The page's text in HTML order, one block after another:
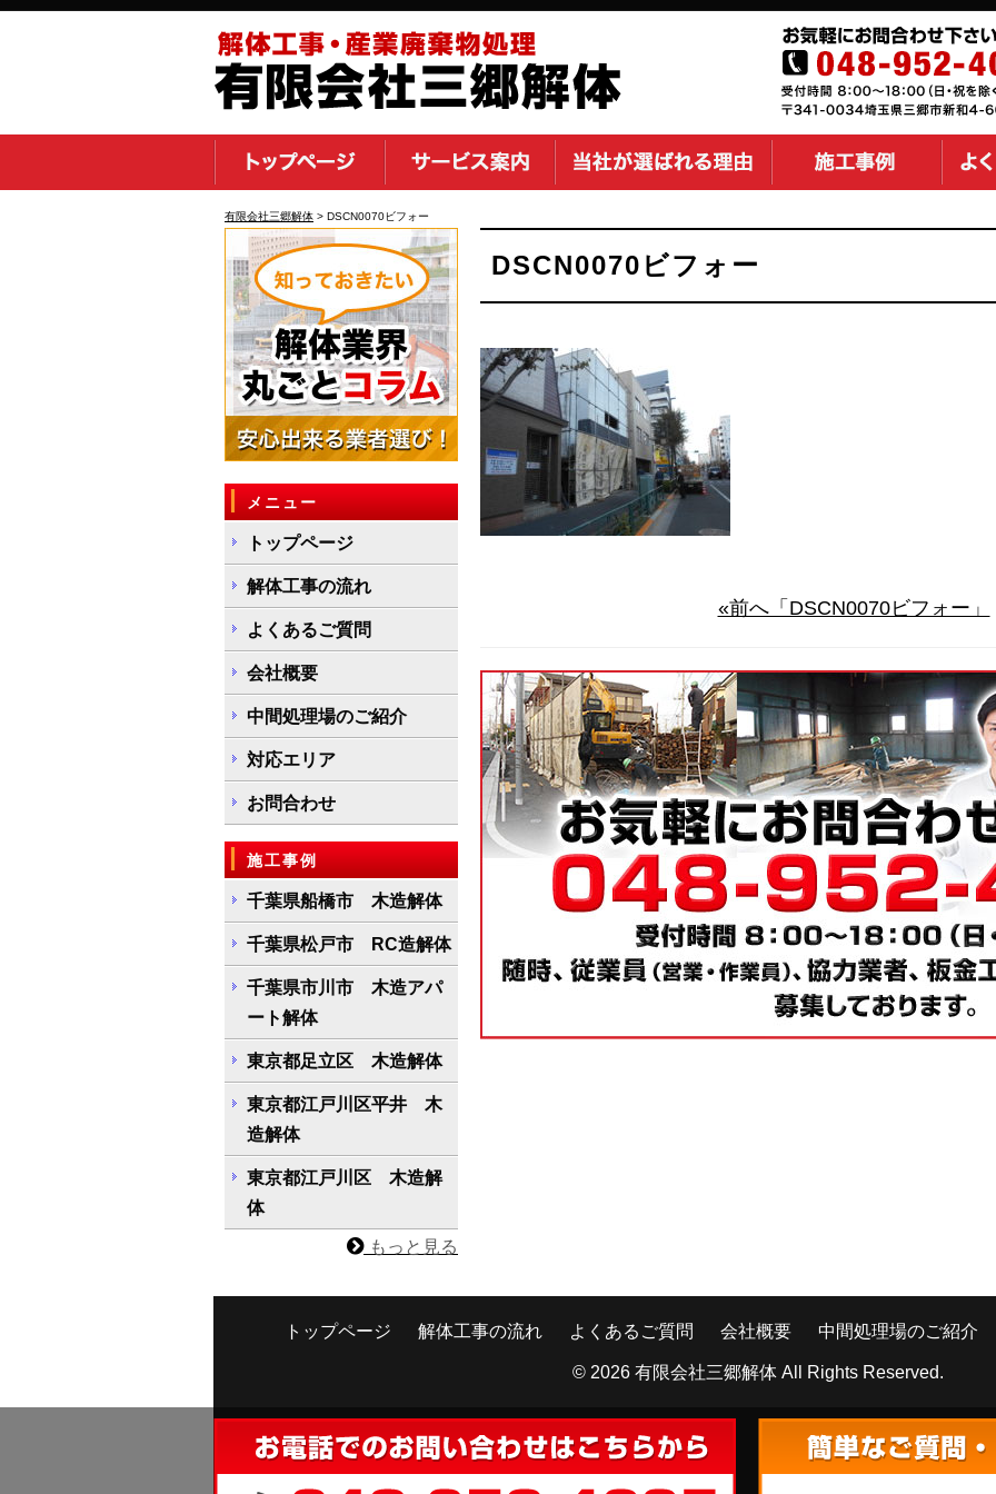
有限会社三郷解体 > DSCN0070ビフォー
DSCN0070ビフォー
«前へ「DSCN0070ビフォー」
メニュー
トップページ
解体工事の流れ
よくあるご質問
会社概要
中間処理場のご紹介
対応エリア
お問合わせ
施工事例
千葉県船橋市 木造解体
千葉県松戸市 RC造解体
千葉県市川市 木造アパ
ート解体
東京都足立区 木造解体
東京都江戸川区平井 木
造解体
東京都江戸川区 木造解
体
もっと見る
トップページ 解体工事の流れ よくあるご質問 会社概要 中間処理場のご紹介
© 2026 有限会社三郷解体 All Rights Reserved.